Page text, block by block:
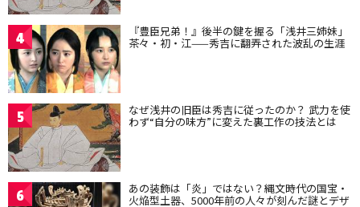
4 『豊臣兄弟！』後半の鍵を握る「浅井三姉妹」
茶々・初・江——秀吉に翻弄された波乱の生涯
5 なぜ浅井の旧臣は秀吉に従ったのか？ 武力を使
わず“自分の味方”に変えた裏工作の技法とは
6 あの装飾は「炎」ではない？縄文時代の国宝・
火焔型土器、5000年前の人々が刻んだ謎とデザ